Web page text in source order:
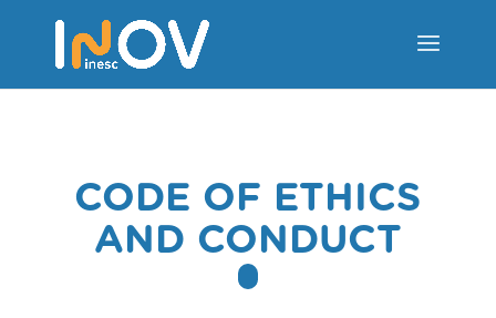
CODE OF ETHICS
AND CONDUCT